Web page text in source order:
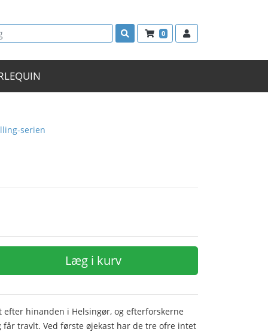
0
serien
Læg i kurv
hinanden i Helsingør, og efterforskerne
får travlt. Ved første øjekast har de tre ofre intet